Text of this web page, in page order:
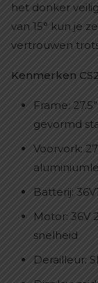
het donker
van 15° kun je
vertrouwen
Kenmerken
Frame:
gevormd
Voorvork:
Batterij:
Motor: 36V
snelheid
Derailleur: